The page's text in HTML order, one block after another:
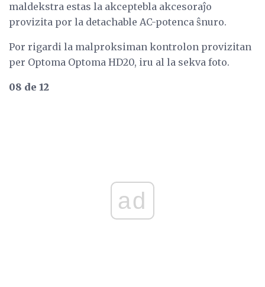
maldekstra estas la akceptebla akcesoraĵo
provizita por la detachable AC-potenca ŝnuro.
Por rigardi la malproksiman kontrolon provizitan
per Optoma Optoma HD20, iru al la sekva foto.
08 de 12
ad